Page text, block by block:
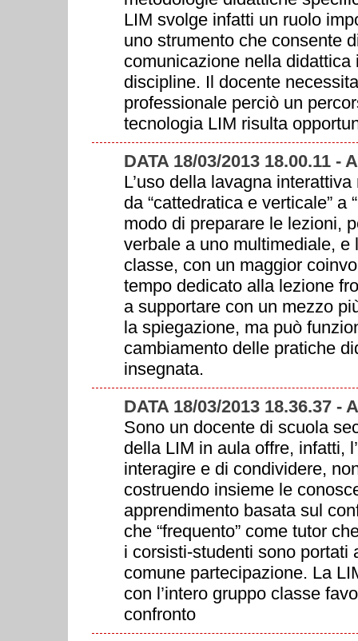
LIM svolge infatti un ruolo
uno strumento che consente
comunicazione nella
discipline. Il docente
professionale perciò un
tecnologia LIM risulta
DATA 18/03/2013 18.00.11 -
L’uso della lavagna
da “cattedratica e verticale” a
modo di preparare le lezioni,
verbale a uno multimediale, e
classe, con un maggior
tempo dedicato alla lezione
a supportare con un mezzo
la spiegazione, ma può
cambiamento delle pratiche
insegnata.
DATA 18/03/2013 18.36.37
Sono un docente di scuola
della LIM in aula offre, infatti,
interagire e di condividere,
costruendo insieme le
apprendimento basata sul
che “frequento” come tutor
i corsisti-studenti sono portati
comune partecipazione. La
con l’intero gruppo classe
confronto